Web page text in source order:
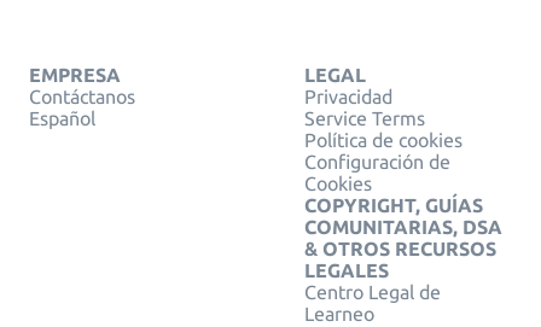
EMPRESA
Contáctanos
Español
LEGAL
Privacidad
Service Terms
Política de cookies
Configuración de
Cookies
COPYRIGHT, GUÍAS
COMUNITARIAS, DSA
& OTROS RECURSOS
LEGALES
Centro Legal de
Learneo